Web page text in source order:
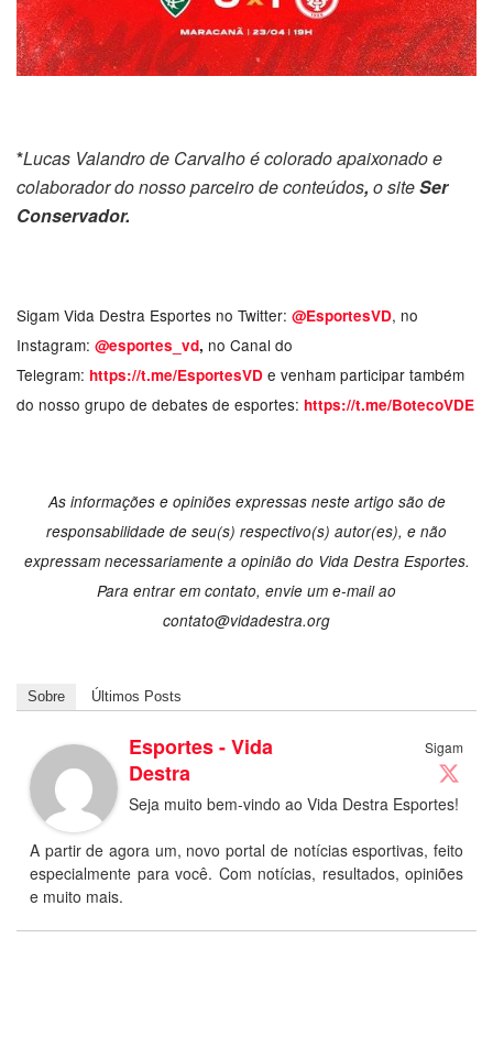
*Lucas Valandro de Carvalho é colorado apaixonado e
colaborador do nosso parceiro de conteúdos, o siteSer
Conservador.
Sigam Vida Destra Esportes no Twitter: @EsportesVD, no
Instagram: @esportes_vd, no Canal do
Telegram: https://t.me/EsportesVD e venham participar também
do nosso grupo de debates de esportes: https://t.me/BotecoVDE
As informações e opiniões expressas neste artigo são de
responsabilidade de seu(s) respectivo(s) autor(es), e não
expressam necessariamente a opinião do Vida Destra Esportes.
Para entrar em contato, envie um e-mail ao
contato@vidadestra.org
Sobre Últimos Posts
Sigam
Esportes - Vida
Destra
Seja muito bem-vindo ao Vida Destra Esportes!
A partir de agora um, novo portal de notícias esportivas, feito
especialmente para você. Com notícias, resultados, opiniões
e muito mais.